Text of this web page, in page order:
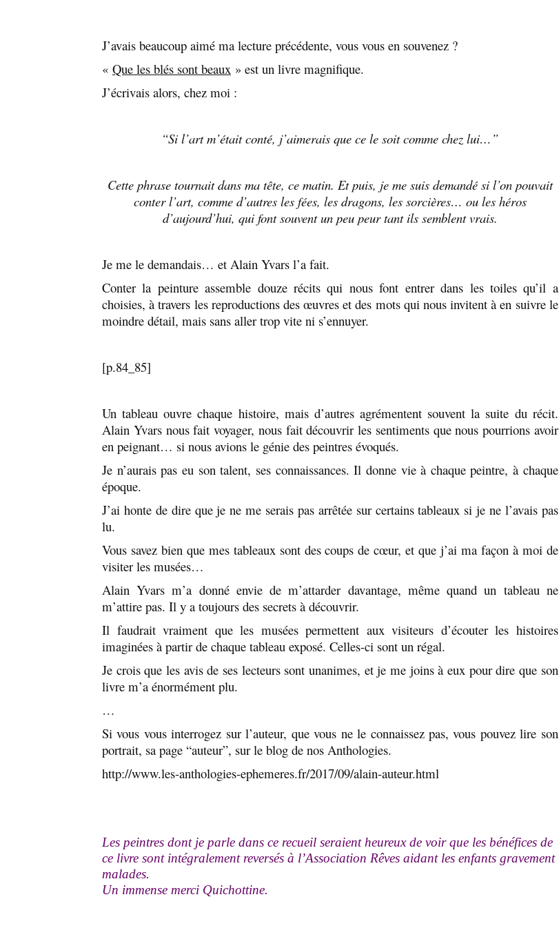
J’avais beaucoup aimé ma lecture précédente, vous vous en souvenez ?
« Que les blés sont beaux » est un livre magnifique.
J’écrivais alors, chez moi :
“Si l’art m’était conté, j’aimerais que ce le soit comme chez lui…”
Cette phrase tournait dans ma tête, ce matin. Et puis, je me suis demandé si l’on pouvait
conter l’art, comme d’autres les fées, les dragons, les sorcières… ou les héros
d’aujourd’hui, qui font souvent un peu peur tant ils semblent vrais.
Je me le demandais… et Alain Yvars l’a fait.
Conter la peinture assemble douze récits qui nous font entrer dans les toiles qu’il a
choisies, à travers les reproductions des œuvres et des mots qui nous invitent à en suivre le
moindre détail, mais sans aller trop vite ni s’ennuyer.
[p.84_85]
Un tableau ouvre chaque histoire, mais d’autres agrémentent souvent la suite du récit.
Alain Yvars nous fait voyager, nous fait découvrir les sentiments que nous pourrions avoir
en peignant… si nous avions le génie des peintres évoqués.
Je n’aurais pas eu son talent, ses connaissances. Il donne vie à chaque peintre, à chaque
époque.
J’ai honte de dire que je ne me serais pas arrêtée sur certains tableaux si je ne l’avais pas
lu.
Vous savez bien que mes tableaux sont des coups de cœur, et que j’ai ma façon à moi de
visiter les musées…
Alain Yvars m’a donné envie de m’attarder davantage, même quand un tableau ne
m’attire pas. Il y a toujours des secrets à découvrir.
Il faudrait vraiment que les musées permettent aux visiteurs d’écouter les histoires
imaginées à partir de chaque tableau exposé. Celles-ci sont un régal.
Je crois que les avis de ses lecteurs sont unanimes, et je me joins à eux pour dire que son
livre m’a énormément plu.
…
Si vous vous interrogez sur l’auteur, que vous ne le connaissez pas, vous pouvez lire son
portrait, sa page “auteur”, sur le blog de nos Anthologies.
http://www.les-anthologies-ephemeres.fr/2017/09/alain-auteur.html
Les peintres dont je parle dans ce recueil seraient heureux de voir que les bénéfices de
ce livre sont intégralement reversés à l’Association Rêves aidant les enfants gravement
malades.
Un immense merci Quichottine.